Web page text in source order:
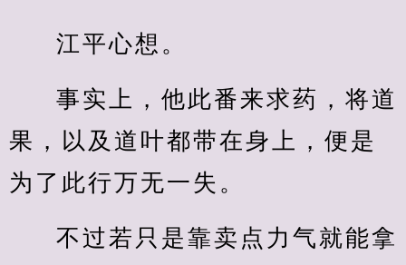
江平心想。
事实上，他此番来求药，将道
果，以及道叶都带在身上，便是
为了此行万无一失。
不过若只是靠卖点力气就能拿